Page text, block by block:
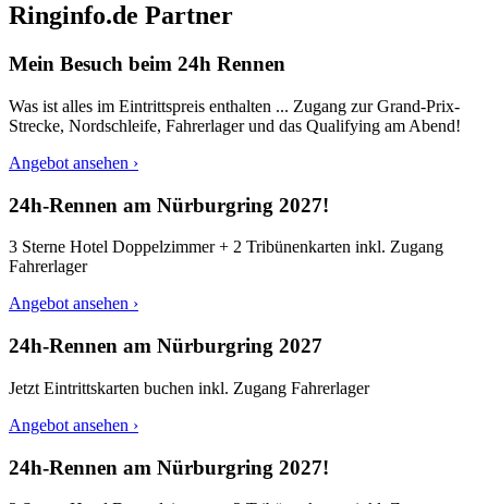
Ringinfo.de Partner
Mein Besuch beim 24h Rennen
Was ist alles im Eintrittspreis enthalten ... Zugang zur Grand-Prix-
Strecke, Nordschleife, Fahrerlager und das Qualifying am Abend!
Angebot ansehen ›
24h-Rennen am Nürburgring 2027!
3 Sterne Hotel Doppelzimmer + 2 Tribünenkarten inkl. Zugang
Fahrerlager
Angebot ansehen ›
24h-Rennen am Nürburgring 2027
Jetzt Eintrittskarten buchen inkl. Zugang Fahrerlager
Angebot ansehen ›
24h-Rennen am Nürburgring 2027!